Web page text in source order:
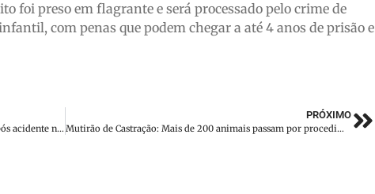
foi preso em flagrante e será processado pelo crime de
com penas que podem chegar a até 4 anos de prisão e
Ciclista é conduzido ao hospital com escoriações após acidente na Limeira Baixa, em Brusque
PRÓXIMO
Mutirão de Castração: Mais de 200 animais passam por procedimento cirúrgico